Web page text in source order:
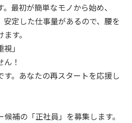
最初が簡単なモノから始め、
定した仕事量があるので、腰を
す。
」
！
す。あなたの再スタートを応援し
補の「正社員」を募集します。